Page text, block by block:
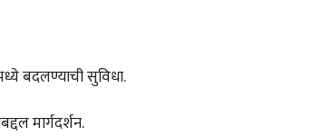
बदलण्याची सुविधा.
मार्गदर्शन.